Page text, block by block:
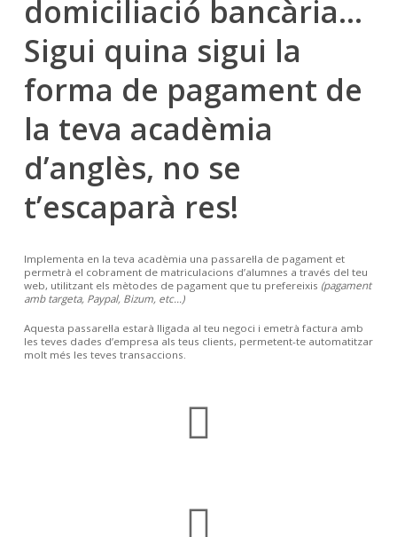
domiciliació bancària…
Sigui quina sigui la
forma de pagament de
la teva acadèmia
d’anglès, no se
t’escaparà res!
Implementa en la teva acadèmia una passarel·la de pagament et
permetrà el cobrament de matriculacions d’alumnes a través del teu
web, utilitzant els mètodes de pagament que tu prefereixis (pagament
amb targeta, Paypal, Bizum, etc…)
Aquesta passarel·la estarà lligada al teu negoci i emetrà factura amb
les teves dades d’empresa als teus clients, permetent-te automatitzar
molt més les teves transaccions.